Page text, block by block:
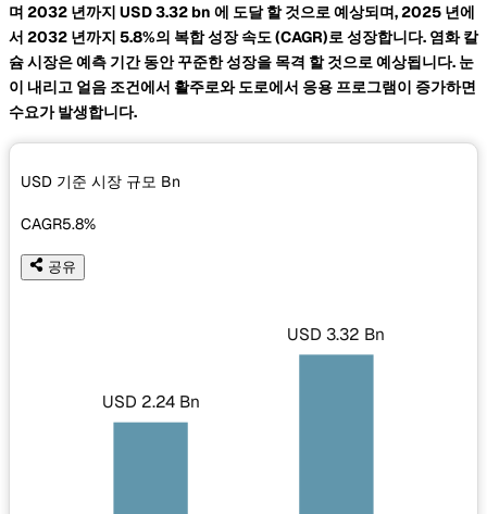
며 2032 년까지 USD 3.32 bn 에 도달 할 것으로 예상되며, 2025 년에
서 2032 년까지 5.8%의 복합 성장 속도(CAGR)로 성장합니다. 염화 칼
슘 시장은 예측 기간 동안 꾸준한 성장을 목격 할 것으로 예상됩니다. 눈
이 내리고 얼음 조건에서 활주로와 도로에서 응용 프로그램이 증가하면
수요가 발생합니다.
USD 기준 시장 규모 Bn
CAGR5.8%
공유
USD 2.24 Bn
USD 3.32 Bn